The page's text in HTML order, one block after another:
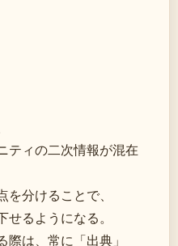
ティの二次情報が混在
分けることで、
るようになる。
は、常に「出典」